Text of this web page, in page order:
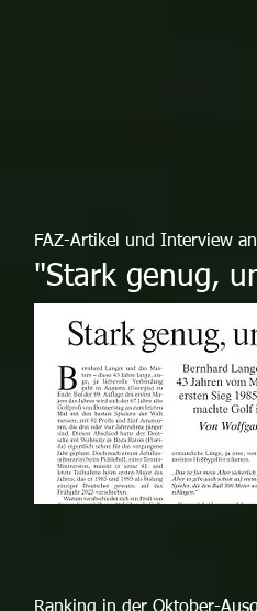
FAZ-Artikel und Interview
"Stark genug,